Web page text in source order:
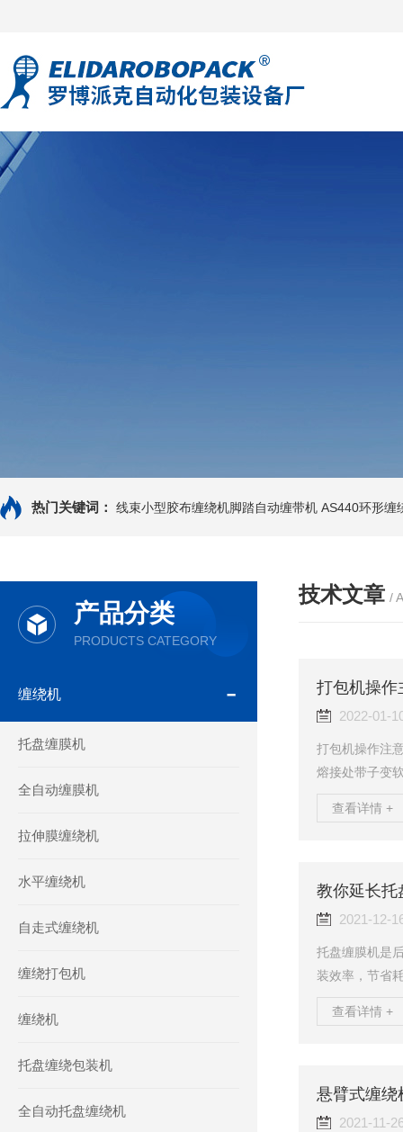
热门关键词： 线束小型胶布缠绕机脚踏自动缠带机 AS440环形缠
产品分类
PRODUCTS CATEGORY
缠绕机
托盘缠膜机
全自动缠膜机
拉伸膜缠绕机
水平缠绕机
自走式缠绕机
缠绕打包机
缠绕机
托盘缠绕包装机
全自动托盘缠绕机
技术文章 /
打包机操作
2022-01-
打包机操作注
熔接处带子变
系统保护功能
转)。任何情况
下齿轮以及上
查看详情 +
教你延长托
2021-12-
托盘缠膜机是
装效率，节省
用久了会磨损
动，托辊受力
明显异响。2
查看详情 +
悬臂式缠绕
2021-11-